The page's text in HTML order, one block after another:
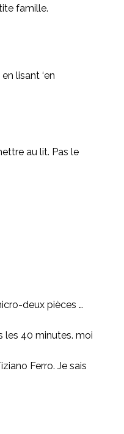
famille.
lisant ‘en
au lit. Pas le
deux pièces …
les 40 minutes. moi
Ferro. Je sais